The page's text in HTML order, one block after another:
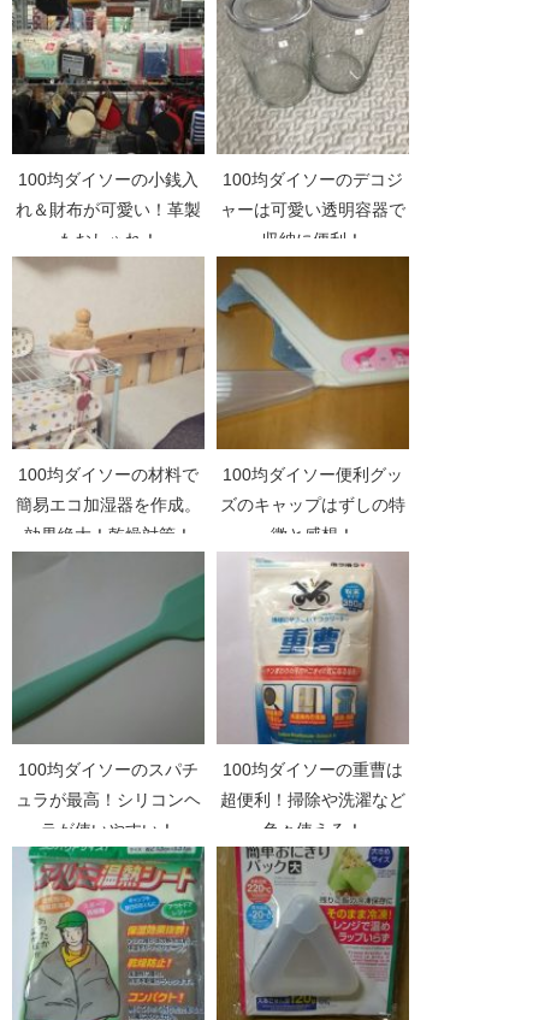
100均ダイソーの小銭入
れ＆財布が可愛い！革製
もおしゃれ！
100均ダイソーのデコジ
ャーは可愛い透明容器で
収納に便利！
100均ダイソーの材料で
簡易エコ加湿器を作成。
効果絶大！乾燥対策！
100均ダイソー便利グッ
ズのキャップはずしの特
徴と感想！
100均ダイソーのスパチ
ュラが最高！シリコンヘ
ラが使いやすい！
100均ダイソーの重曹は
超便利！掃除や洗濯など
色々使える！